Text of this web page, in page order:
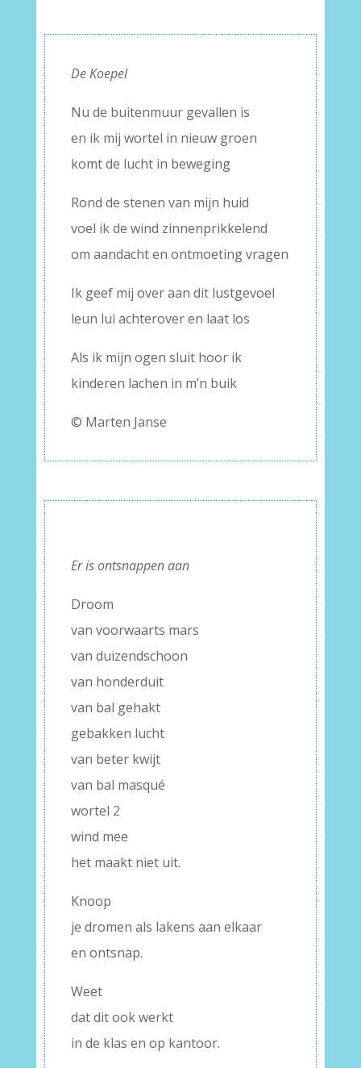
De Koepel
Nu de buitenmuur gevallen is
en ik mij wortel in nieuw groen
komt de lucht in beweging
Rond de stenen van mijn huid
voel ik de wind zinnenprikkelend
om aandacht en ontmoeting vragen
Ik geef mij over aan dit lustgevoel
leun lui achterover en laat los
Als ik mijn ogen sluit hoor ik
kinderen lachen in m’n buik
© Marten Janse
Er is ontsnappen aan
Droom
van voorwaarts mars
van duizendschoon
van honderduit
van bal gehakt
gebakken lucht
van beter kwijt
van bal masqué
wortel 2
wind mee
het maakt niet uit.
Knoop
je dromen als lakens aan elkaar
en ontsnap.
Weet
dat dit ook werkt
in de klas en op kantoor.